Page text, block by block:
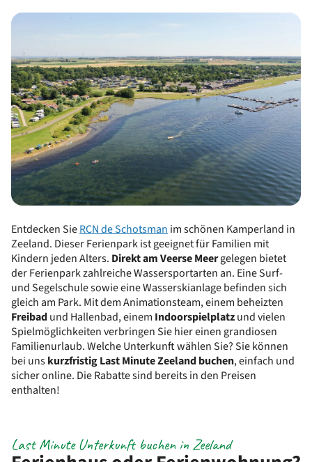
Entdecken SieRCN de Schotsmanim schönen Kamperland in
Zeeland. Dieser Ferienpark ist geeignet für Familien mit
Kindern jeden Alters. Direkt am Veerse Meergelegen bietet
der Ferienpark zahlreiche Wassersportarten an. Eine Surf-
und Segelschule sowie eine Wasserskianlage befinden sich
gleich am Park. Mit dem Animationsteam, einem beheizten
Freibadund Hallenbad, einem Indoorspielplatzund vielen
Spielmöglichkeiten verbringen Sie hier einen grandiosen
Familienurlaub. Welche Unterkunft wählen Sie? Sie können
bei unskurzfristig Last Minute Zeeland buchen, einfach und
sicher online. Die Rabatte sind bereits in den Preisen
enthalten!
Last Minute Unterkunft buchen in Zeeland